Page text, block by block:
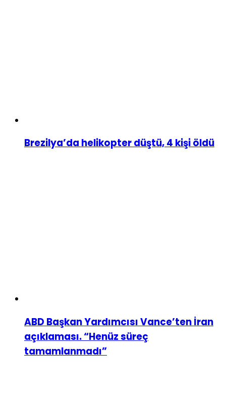
Brezilya’da helikopter düştü, 4 kişi öldü
ABD Başkan Yardımcısı Vance’ten İran
açıklaması. “Henüz süreç
tamamlanmadı”